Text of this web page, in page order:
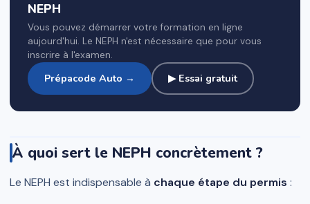
NEPH
Vous pouvez démarrer votre formation en ligne
aujourd'hui. Le NEPH n'est nécessaire que pour vous
inscrire à l'examen.
Prépacode Auto → ▶ Essai gratuit
À quoi sert le NEPH concrètement ?
Le NEPH est indispensable à chaque étape du permis :